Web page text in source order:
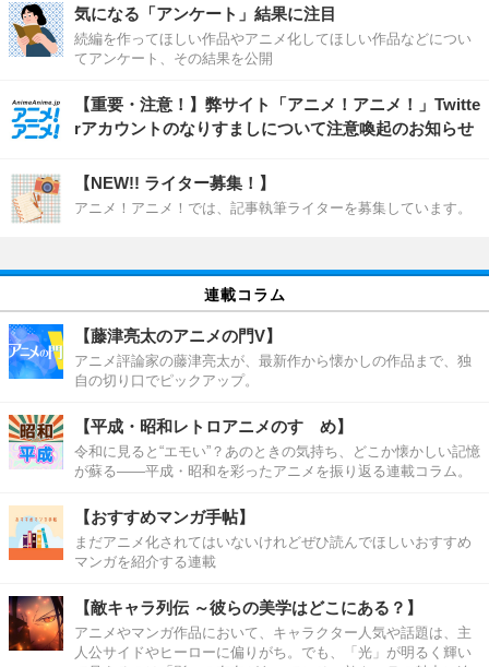
気になる「アンケート」結果に注目
続編を作ってほしい作品やアニメ化してほしい作品などについ
てアンケート、その結果を公開
【重要・注意！】弊サイト「アニメ！アニメ！」Twitte
rアカウントのなりすましについて注意喚起のお知らせ
【NEW!! ライター募集！】
アニメ！アニメ！では、記事執筆ライターを募集しています。
連載コラム
【藤津亮太のアニメの門V】
アニメ評論家の藤津亮太が、最新作から懐かしの作品まで、独
自の切り口でピックアップ。
【平成・昭和レトロアニメのすゝめ】
令和に見ると“エモい”？あのときの気持ち、どこか懐かしい記憶
が蘇る――平成・昭和を彩ったアニメを振り返る連載コラム。
【おすすめマンガ手帖】
まだアニメ化されてはいないけれどぜひ読んでほしいおすすめ
マンガを紹介する連載
【敵キャラ列伝 ～彼らの美学はどこにある？】
アニメやマンガ作品において、キャラクター人気や話題は、主
人公サイドやヒーローに偏りがち。でも、「光」が明るく輝い